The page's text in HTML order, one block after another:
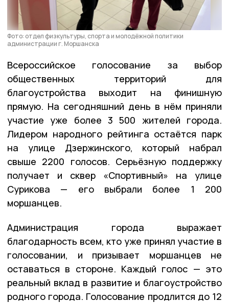
Фото: отдел физкультуры, спорта и молодёжной политики
администрации г. Моршанска
Всероссийское голосование за выбор
общественных территорий для
благоустройства выходит на финишную
прямую. На сегодняшний день в нём приняли
участие уже более 3 500 жителей города.
Лидером народного рейтинга остаётся парк
на улице Дзержинского, который набрал
свыше 2200 голосов. Серьёзную поддержку
получает и сквер «Спортивный» на улице
Сурикова — его выбрали более 1 200
моршанцев.
Администрация города выражает
благодарность всем, кто уже принял участие в
голосовании, и призывает моршанцев не
оставаться в стороне. Каждый голос — это
реальный вклад в развитие и благоустройство
родного города. Голосование продлится до 12